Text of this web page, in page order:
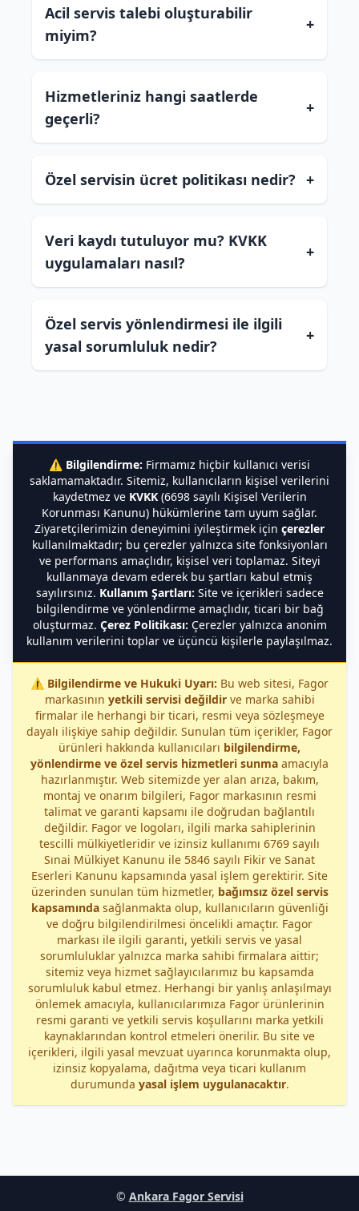
Acil servis talebi oluşturabilir
miyim?
+
Hizmetleriniz hangi saatlerde
geçerli?
+
Özel servisin ücret politikası nedir? +
Veri kaydı tutuluyor mu? KVKK
uygulamaları nasıl?
+
Özel servis yönlendirmesi ile ilgili
yasal sorumluluk nedir?
+
⚠️ Bilgilendirme: Firmamız hiçbir kullanıcı verisi
saklamamaktadır. Sitemiz, kullanıcıların kişisel verilerini
kaydetmez ve KVKK(6698 sayılı Kişisel Verilerin
Korunması Kanunu) hükümlerine tam uyum sağlar.
Ziyaretçilerimizin deneyimini iyileştirmek için çerezler
kullanılmaktadır; bu çerezler yalnızca site fonksiyonları
ve performans amaçlıdır, kişisel veri toplamaz. Siteyi
kullanmaya devam ederek bu şartları kabul etmiş
sayılırsınız. Kullanım Şartları: Site ve içerikleri sadece
bilgilendirme ve yönlendirme amaçlıdır, ticari bir bağ
oluşturmaz. Çerez Politikası: Çerezler yalnızca anonim
kullanım verilerini toplar ve üçüncü kişilerle paylaşılmaz.
⚠️ Bilgilendirme ve Hukuki Uyarı: Bu web sitesi, Fagor
markasının yetkili servisi değildirve marka sahibi
firmalar ile herhangi bir ticari, resmi veya sözleşmeye
dayalı ilişkiye sahip değildir. Sunulan tüm içerikler, Fagor
ürünleri hakkında kullanıcıları bilgilendirme,
yönlendirme ve özel servis hizmetleri sunma amacıyla
hazırlanmıştır. Web sitemizde yer alan arıza, bakım,
montaj ve onarım bilgileri, Fagor markasının resmi
talimat ve garanti kapsamı ile doğrudan bağlantılı
değildir. Fagor ve logoları, ilgili marka sahiplerinin
tescilli mülkiyetleridir ve izinsiz kullanımı 6769 sayılı
Sınai Mülkiyet Kanunu ile 5846 sayılı Fikir ve Sanat
Eserleri Kanunu kapsamında yasal işlem gerektirir. Site
üzerinden sunulan tüm hizmetler, bağımsız özel servis
kapsamındasağlanmakta olup, kullanıcıların güvenliği
ve doğru bilgilendirilmesi öncelikli amaçtır. Fagor
markası ile ilgili garanti, yetkili servis ve yasal
sorumluluklar yalnızca marka sahibi firmalara aittir;
sitemiz veya hizmet sağlayıcılarımız bu kapsamda
sorumluluk kabul etmez. Herhangi bir yanlış anlaşılmayı
önlemek amacıyla, kullanıcılarımıza Fagor ürünlerinin
resmi garanti ve yetkili servis koşullarını marka yetkili
kaynaklarından kontrol etmeleri önerilir. Bu site ve
içerikleri, ilgili yasal mevzuat uyarınca korunmakta olup,
izinsiz kopyalama, dağıtma veya ticari kullanım
durumunda yasal işlem uygulanacaktır.
© Ankara Fagor Servisi